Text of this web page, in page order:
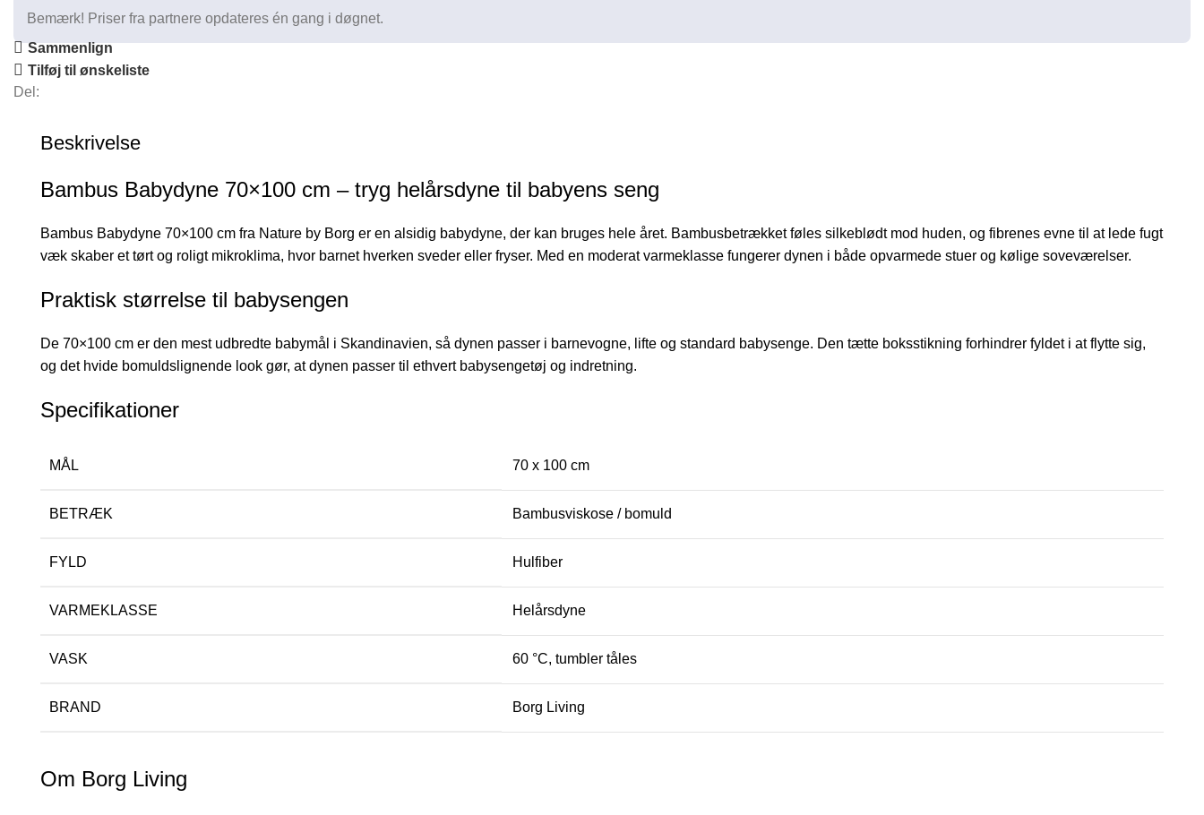
var:
er:
Bemærk! Priser fra partnere opdateres én gang i døgnet.
Sammenlign
Tilføj til ønskeliste
Del:
Beskrivelse
Bambus Babydyne 70×100 cm – tryg helårsdyne til babyens seng
Bambus Babydyne 70×100 cm fra Nature by Borg er en alsidig babydyne, der kan bruges hele året. Bambusbetrækket føles silkeblødt mod huden, og fibrenes evne til at lede fugt
væk skaber et tørt og roligt mikroklima, hvor barnet hverken sveder eller fryser. Med en moderat varmeklasse fungerer dynen i både opvarmede stuer og kølige soveværelser.
Praktisk størrelse til babysengen
De 70×100 cm er den mest udbredte babymål i Skandinavien, så dynen passer i barnevogne, lifte og standard babysenge. Den tætte boksstikning forhindrer fyldet i at flytte sig,
og det hvide bomuldslignende look gør, at dynen passer til ethvert babysengetøj og indretning.
Specifikationer
MÅL 70 x 100 cm
BETRÆK Bambusviskose / bomuld
FYLD Hulfiber
VARMEKLASSE Helårsdyne
VASK 60 °C, tumbler tåles
BRAND Borg Living
Om Borg Living